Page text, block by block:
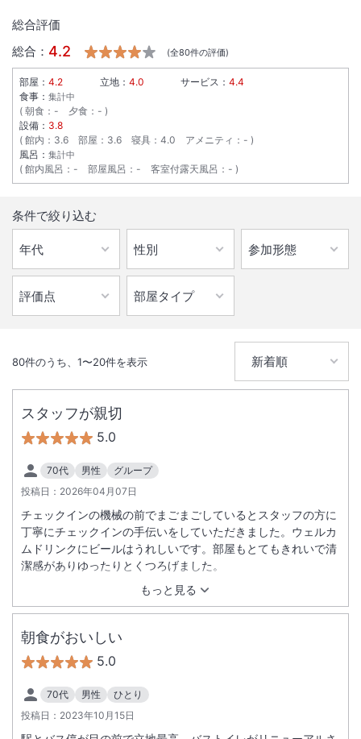
総合評価
総合： 4.2 (全80件の評価)
部屋： 4.2 立地： 4.0 サービス： 4.4
食事： 集計中
朝食 ： - 夕食 ： -
設備： 3.8
館内 ： 3.6 部屋 ： 3.6 寝具 ： 4.0 アメニティ ： -
風呂： 集計中
館内風呂 ： - 部屋風呂 ： - 客室付露天風呂 ： -
条件で絞り込む
80件のうち、 1〜20件を表示
スタッフが親切
5.0
70代 男性
グループ
投稿日： 2026年04月07日
もっと見る
チェックインの機械の前でまごまごしているとスタッフの方に
丁寧にチェックインの手伝いをしていただきました。ウェルカ
ムドリンクにビールはうれしいです。部屋もとてもきれいで清
潔感がありゆったりとくつろげました。
朝食がおいしい
5.0
70代 男性
ひとり
投稿日： 2023年10月15日